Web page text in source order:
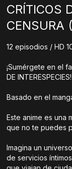
CRÍTICOS
CENSURA
12 episodios / HD
¡Sumérgete en el
DE
Basado en el
Este anime es una
que no te puedes
Imagina un
de servicios